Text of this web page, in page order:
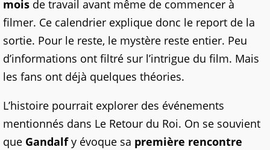
mois de travail avant même de commencer à
filmer. Ce calendrier explique donc le report de la
sortie. Pour le reste, le mystère reste entier. Peu
d’informations ont filtré sur l’intrigue du film. Mais
les fans ont déjà quelques théories.
L’histoire pourrait explorer des événements
mentionnés dans Le Retour du Roi. On se souvient
que Gandalfy évoque sa première rencontre